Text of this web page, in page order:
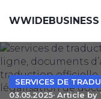
WWIDEBUSINESS
SERVICES DE
03.05.2025· Article by